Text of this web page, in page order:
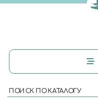
ПОИСК ПО КАТАЛОГУ